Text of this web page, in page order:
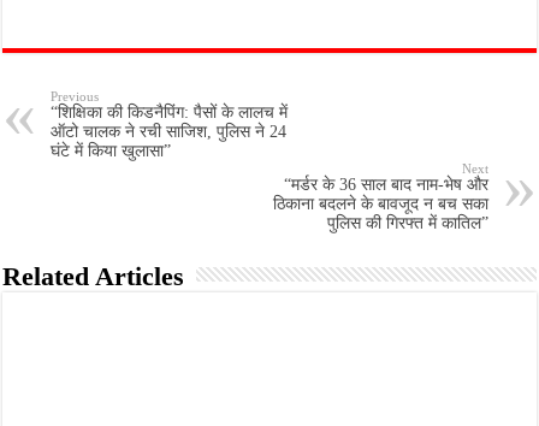
Previous
“शिक्षिका की किडनैपिंग: पैसों के लालच में
ऑटो चालक ने रची साजिश, पुलिस ने 24
घंटे में किया खुलासा”
Next
“मर्डर के 36 साल बाद नाम-भेष और
ठिकाना बदलने के बावजूद न बच सका
पुलिस की गिरफ्त में कातिल”
Related Articles